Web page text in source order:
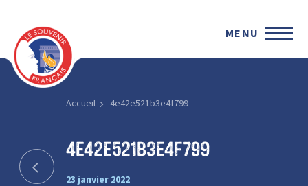
MENU
Accueil 4e42e521b3e4f799
4e42e521b3e4f799
23 janvier 2022